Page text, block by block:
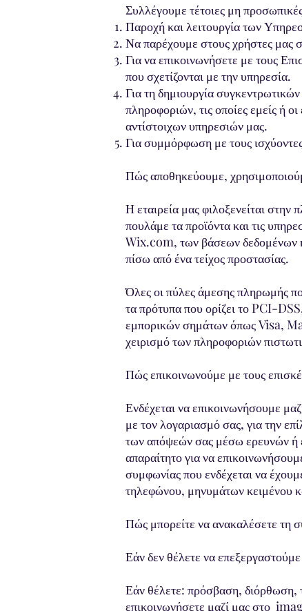
Συλλέγουμε τέτοιες μη
Παροχή και λειτουργία των
Να παρέχουμε στους χρήστες μας
Για να επικοινωνήσετε με τους
που σχετίζονται με την υπηρεσία.
Για τη δημιουργία
πληροφοριών, τις οποίες εμείς ή
αντίστοιχων υπηρεσιών μας.
Για συμμόρφωση με τους
Πώς αποθηκεύουμε,
Η εταιρεία μας φιλοξενείται
πουλάμε τα προϊόντα και τις
Wix.com, των βάσεων δεδομένων
πίσω από ένα τείχος προστασίας.
Όλες οι πύλες άμεσης πληρωμής
τα πρότυπα που ορίζει το PCI-
εμπορικών σημάτων όπως Visa,
χειρισμό των πληροφοριών
Πώς επικοινωνούμε με τους
Ενδέχεται να επικοινωνήσουμε
με τον λογαριασμό σας, για την
των απόψεών σας μέσω ερευνών ή
απαραίτητο για να
συμφωνίας που ενδέχεται να
τηλεφώνου, μηνυμάτων κειμένου
Πώς μπορείτε να ανακαλέσετε τη
Εάν δεν θέλετε να
Εάν θέλετε: πρόσβαση, διόρθωση,
επικοινωνήσετε μαζί μας στο